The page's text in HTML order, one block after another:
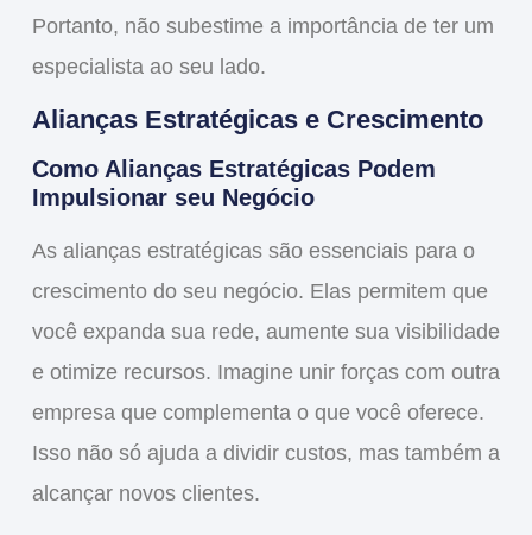
Portanto, não subestime a importância de ter um
especialista ao seu lado.
Alianças Estratégicas e Crescimento
Como Alianças Estratégicas Podem
Impulsionar seu Negócio
As alianças estratégicassão essenciais para o
crescimento do seu negócio. Elas permitem que
você expanda sua rede, aumente sua visibilidade
e otimize recursos. Imagine unir forças com outra
empresa que complementa o que você oferece.
Isso não só ajuda a dividir custos, mas também a
alcançar novos clientes.